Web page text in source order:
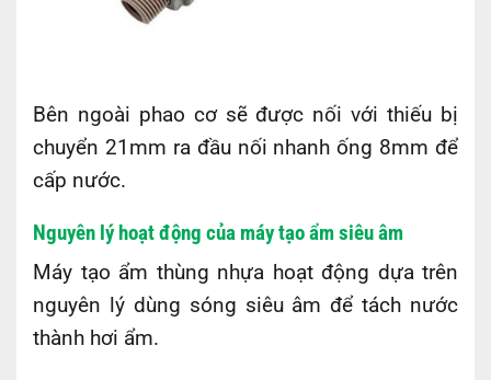
Bên ngoài phao cơ sẽ được nối với thiếu bị
chuyển 21mm ra đầu nối nhanh ống 8mm để
cấp nước.
Nguyên lý hoạt động của máy tạo ẩm siêu âm
Máy tạo ẩm thùng nhựa hoạt động dựa trên
nguyên lý dùng sóng siêu âm để tách nước
thành hơi ẩm.